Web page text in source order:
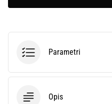
Parametri
Opis